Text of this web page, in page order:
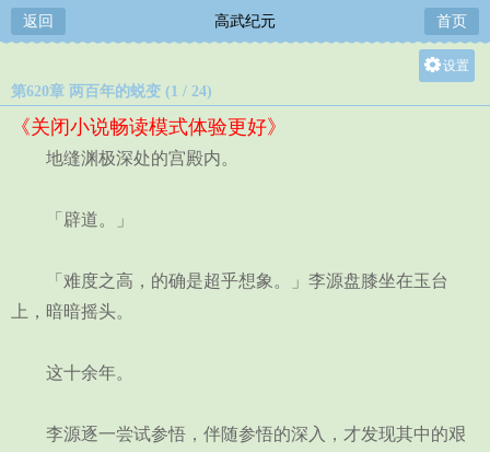
返回 高武纪元 首页
设置
第620章 两百年的蜕变 (1 / 24)
《关闭小说畅读模式体验更好》
地缝渊极深处的宫殿内。
「辟道。」
「难度之高，的确是超乎想象。」李源盘膝坐在玉台
上，暗暗摇头。
这十余年。
李源逐一尝试参悟，伴随参悟的深入，才发现其中的艰